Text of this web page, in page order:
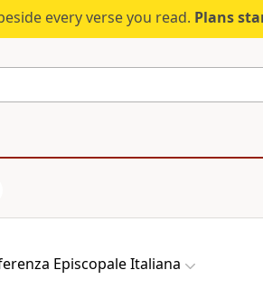
every verse you read. Plans
Episcopale Italiana